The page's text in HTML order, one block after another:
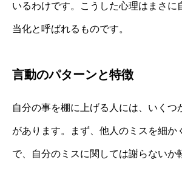
いるわけです。こうした心理はまさに
当化と呼ばれるものです。
言動のパターンと特徴
自分の事を棚に上げる人には、いくつ
があります。まず、他人のミスを細か
で、自分のミスに関しては謝らないか